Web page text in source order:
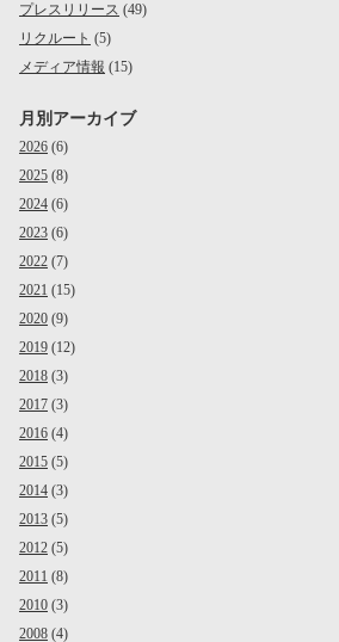
プレスリリース (49)
リクルート (5)
メディア情報 (15)
月別アーカイブ
2026 (6)
2025 (8)
2024 (6)
2023 (6)
2022 (7)
2021 (15)
2020 (9)
2019 (12)
2018 (3)
2017 (3)
2016 (4)
2015 (5)
2014 (3)
2013 (5)
2012 (5)
2011 (8)
2010 (3)
2008 (4)